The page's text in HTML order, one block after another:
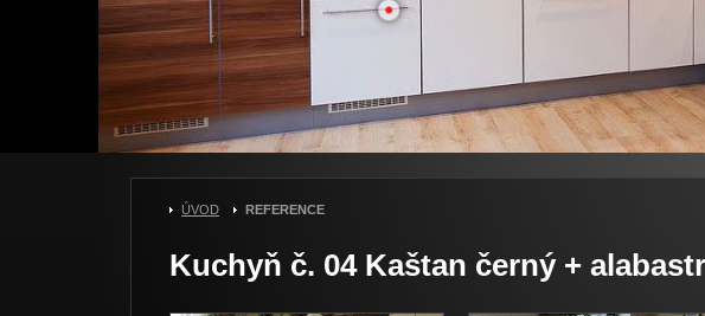
ÚVOD REFERENCE
Kuchyň č. 04 Kaštan černý + alabastr